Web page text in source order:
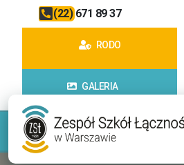
(22) 671 89 37
RODO
GALERIA